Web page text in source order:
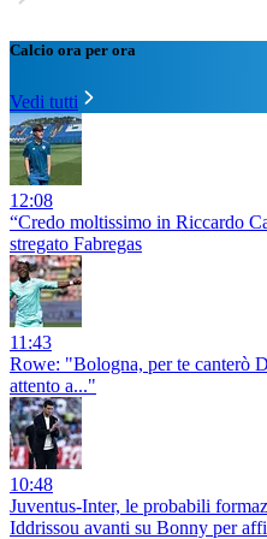
Calcio ora per ora
Vedi tutti
12:08
“Credo moltissimo in Riccardo
stregato Fabregas
11:43
Rowe: "Bologna, per te canterò
attento a..."
10:48
Juventus-Inter, le probabili
Iddrissou avanti su Bonny per